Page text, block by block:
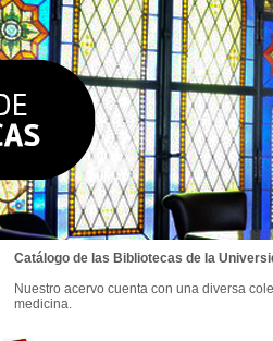
Catálogo de las Bibliotecas de la
Nuestro acervo cuenta con una diversa
medicina.